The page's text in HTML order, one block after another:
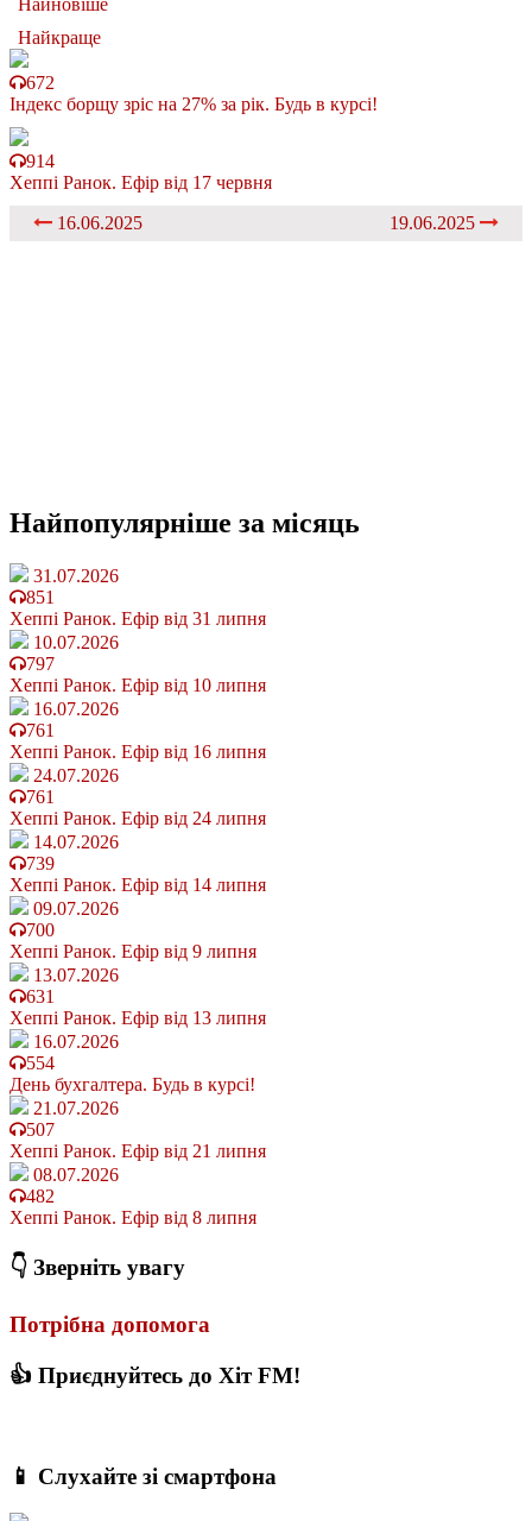
Найновіше
Найкраще
672
Індекс борщу зріс на 27% за рік. Будь в курсі!
914
Хеппі Ранок. Ефір від 17 червня
16.06.2025
19.06.2025
Найпопулярніше за місяць
31.07.2026
851
Хеппі Ранок. Ефір від 31 липня
10.07.2026
797
Хеппі Ранок. Ефір від 10 липня
16.07.2026
761
Хеппі Ранок. Ефір від 16 липня
24.07.2026
761
Хеппі Ранок. Ефір від 24 липня
14.07.2026
739
Хеппі Ранок. Ефір від 14 липня
09.07.2026
700
Хеппі Ранок. Ефір від 9 липня
13.07.2026
631
Хеппі Ранок. Ефір від 13 липня
16.07.2026
554
День бухгалтера. Будь в курсі!
21.07.2026
507
Хеппі Ранок. Ефір від 21 липня
08.07.2026
482
Хеппі Ранок. Ефір від 8 липня
👇 Зверніть увагу
Потрібна допомога
👍 Приєднуйтесь до Хіт FM!
📱 Слухайте зі смартфона